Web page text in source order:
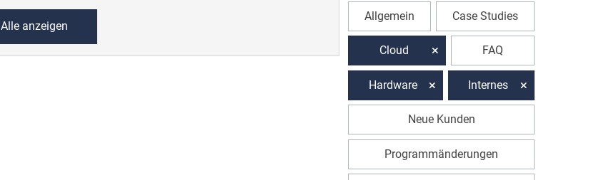
Alle anzeigen
Allgemein Case Studies
Cloud FAQ
Hardware Internes
Neue Kunden
Programmänderungen